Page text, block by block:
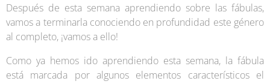
Después de esta semana aprendiendo sobre las fábulas,
vamos a terminarla conociendo en profundidad este género
al completo, ¡vamos a ello!
Como ya hemos ido aprendiendo esta semana, la fábula
está marcada por algunos elementos característicos el